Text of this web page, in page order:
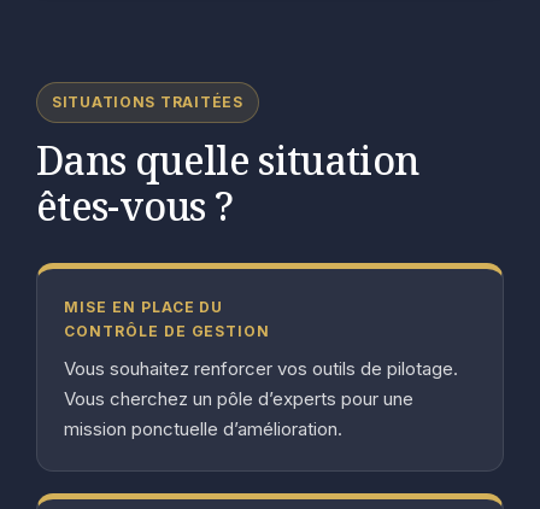
SITUATIONS TRAITÉES
Dans quelle situation
êtes-vous ?
MISE EN PLACE DU
CONTRÔLE DE GESTION
Vous souhaitez renforcer vos outils de pilotage.
Vous cherchez un pôle d’experts pour une
mission ponctuelle d’amélioration.